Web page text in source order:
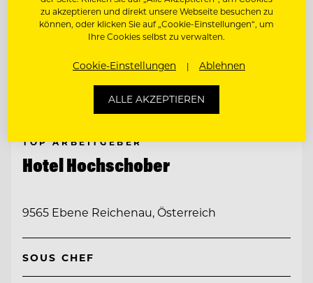
TOP ARBEITGEBER
Hotel Hochschober
9565 Ebene Reichenau, Österreich
SOUS CHEF
zu akzeptieren und direkt unsere Webseite besuchen zu
können, oder klicken Sie auf „Cookie-Einstellungen“, um
Ihre Cookies selbst zu verwalten.
Cookie-Einstellungen Ablehnen
ALLE AKZEPTIEREN